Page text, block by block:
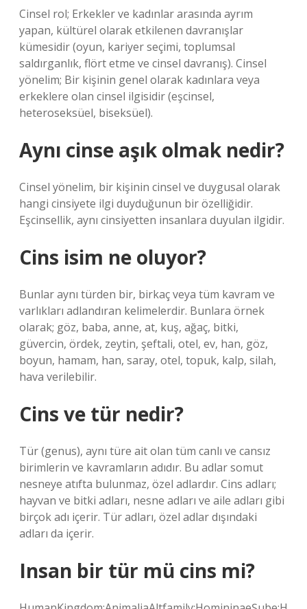
Cinsel rol; Erkekler ve kadınlar arasında ayrım
yapan, kültürel olarak etkilenen davranışlar
kümesidir (oyun, kariyer seçimi, toplumsal
saldırganlık, flört etme ve cinsel davranış). Cinsel
yönelim; Bir kişinin genel olarak kadınlara veya
erkeklere olan cinsel ilgisidir (eşcinsel,
heteroseksüel, biseksüel).
Aynı cinse aşık olmak nedir?
Cinsel yönelim, bir kişinin cinsel ve duygusal olarak
hangi cinsiyete ilgi duyduğunun bir özelliğidir.
Eşcinsellik, aynı cinsiyetten insanlara duyulan ilgidir.
Cins isim ne oluyor?
Bunlar aynı türden bir, birkaç veya tüm kavram ve
varlıkları adlandıran kelimelerdir. Bunlara örnek
olarak; göz, baba, anne, at, kuş, ağaç, bitki,
güvercin, ördek, zeytin, şeftali, otel, ev, han, göz,
boyun, hamam, han, saray, otel, topuk, kalp, silah,
hava verilebilir.
Cins ve tür nedir?
Tür (genus), aynı türe ait olan tüm canlı ve cansız
birimlerin ve kavramların adıdır. Bu adlar somut
nesneye atıfta bulunmaz, özel adlardır. Cins adları;
hayvan ve bitki adları, nesne adları ve aile adları gibi
birçok adı içerir. Tür adları, özel adlar dışındaki
adları da içerir.
Insan bir tür mü cins mi?